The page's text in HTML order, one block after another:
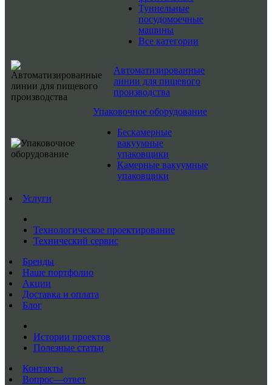
Туннельные
посудомоечные
машины
Все категории
Автоматизированные
линии для пищевого
производства
Упаковочное оборудование
Бескамерные
вакуумные
упаковщики
Камерные вакуумные
упаковщики
Услуги
Технологическое проектирование
Технический сервис
Бренды
Наше портфолио
Акции
Доставка и оплата
Блог
Истории проектов
Полезные статьи
Контакты
Вопрос—ответ